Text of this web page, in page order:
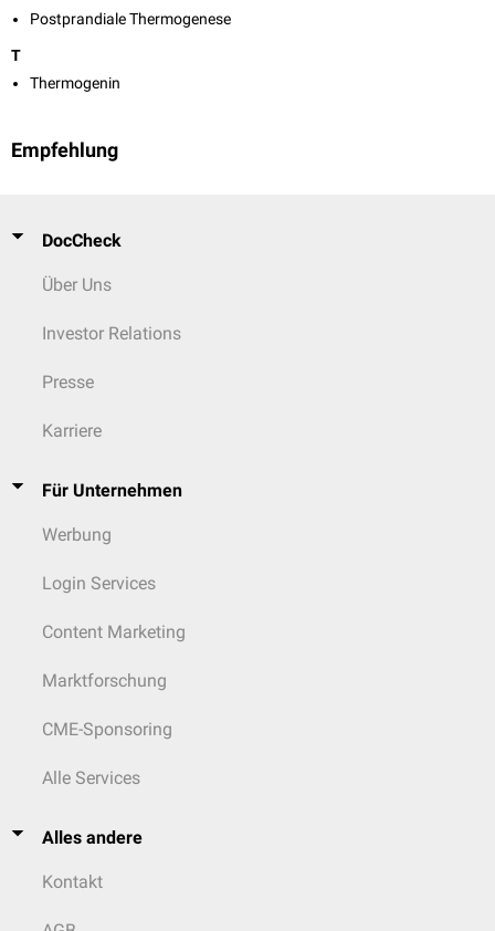
Postprandiale Thermogenese
T
Thermogenin
Empfehlung
DocCheck
Über Uns
Investor Relations
Presse
Karriere
Für Unternehmen
Werbung
Login Services
Content Marketing
Marktforschung
CME-Sponsoring
Alle Services
Alles andere
Kontakt